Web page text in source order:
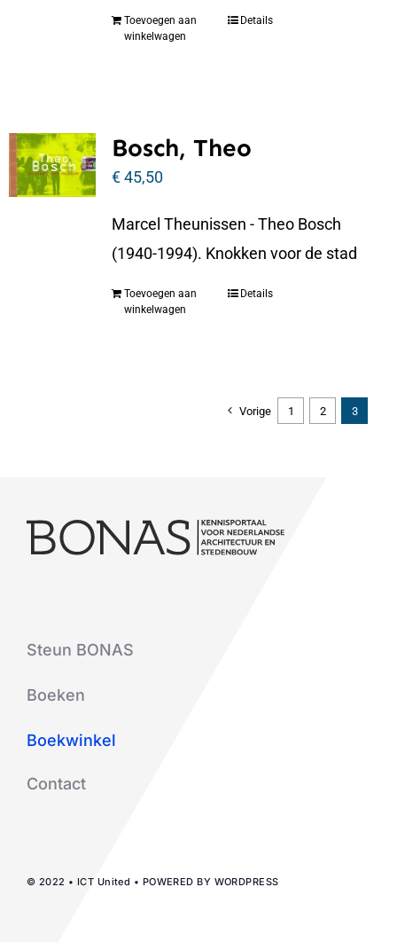
Toevoegen aan
winkelwagen
Details
Bosch, Theo
€45,50
Marcel Theunissen - Theo Bosch
(1940-1994). Knokken voor de stad
Toevoegen aan
winkelwagen
Details
Vorige 1 2 3
Steun BONAS
Boeken
Boekwinkel
Contact
© 2022 • ICT United • POWERED BY WORDPRESS